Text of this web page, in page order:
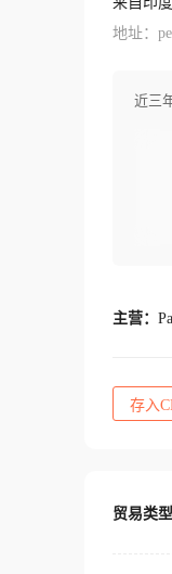
地址：
近三
主营：
存入
贸易类型